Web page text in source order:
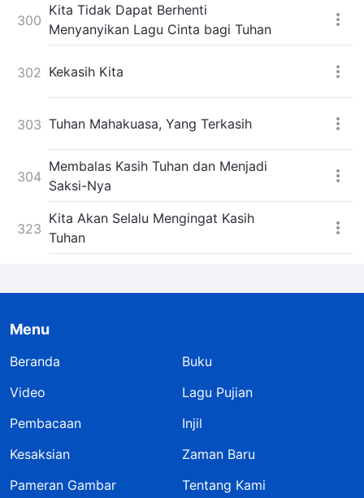
300
Kita Tidak Dapat Berhenti
Menyanyikan Lagu Cinta bagi Tuhan
302 Kekasih Kita
303 Tuhan Mahakuasa, Yang Terkasih
304
Membalas Kasih Tuhan dan Menjadi
Saksi-Nya
323
Kita Akan Selalu Mengingat Kasih
Tuhan
Menu
Beranda
Buku
Video
Lagu Pujian
Pembacaan
Injil
Kesaksian
Zaman Baru
Pameran Gambar
Tentang Kami